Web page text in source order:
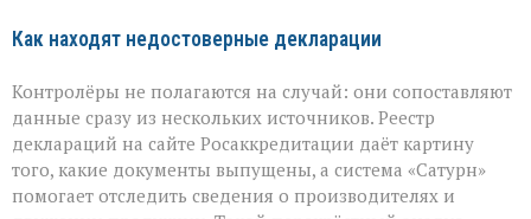
Как находят недостоверные декларации
Контролёры не полагаются на случай: они сопоставляют
данные сразу из нескольких источников. Реестр
деклараций на сайте Росаккредитации даёт картину
того, какие документы выпущены, а система «Сатурн»
помогает отследить сведения о производителях и